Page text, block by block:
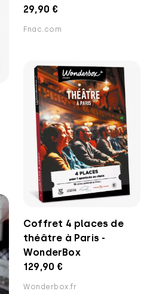
29,90 €
Fnac.com
Coffret 4 places de
théâtre à Paris -
WonderBox
129,90 €
Wonderbox.fr